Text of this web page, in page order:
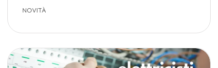
NOVITÀ